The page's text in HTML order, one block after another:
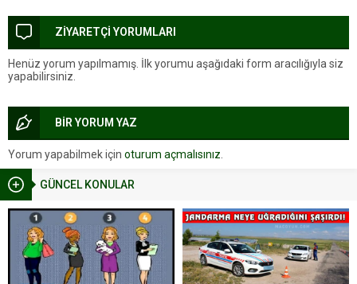
GÜNCEL KONULAR
ZİYARETÇİ YORUMLARI
Henüz yorum yapılmamış. İlk yorumu aşağıdaki form aracılığıyla siz
yapabilirsiniz.
BİR YORUM YAZ
Yorum yapabilmek için oturum açmalısınız